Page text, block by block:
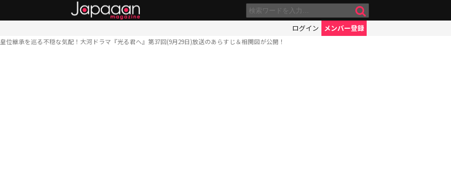
ログイン メンバー登録
皇位継承を巡る不穏な気配！大河ドラマ『光る君へ』第37回(9月29日)放送のあらすじ＆相関図が公開！